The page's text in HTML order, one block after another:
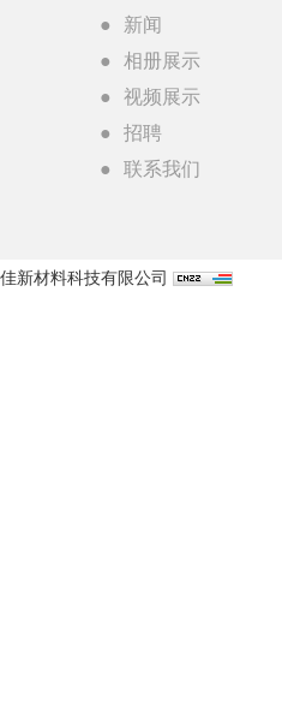
新闻
相册展示
视频展示
招聘
联系我们
新材料科技有限公司